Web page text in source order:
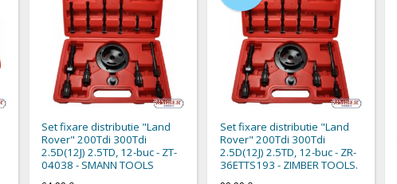
Set fixare distributie "Land
Rover" 200Tdi 300Tdi
2.5D(12J) 2.5TD, 12-buc - ZT-
04038 - SMANN TOOLS
Set fixare distributie "Land
Rover" 200Tdi 300Tdi
2.5D(12J) 2.5TD, 12-buc - ZR-
36ETTS193 - ZIMBER TOOLS.